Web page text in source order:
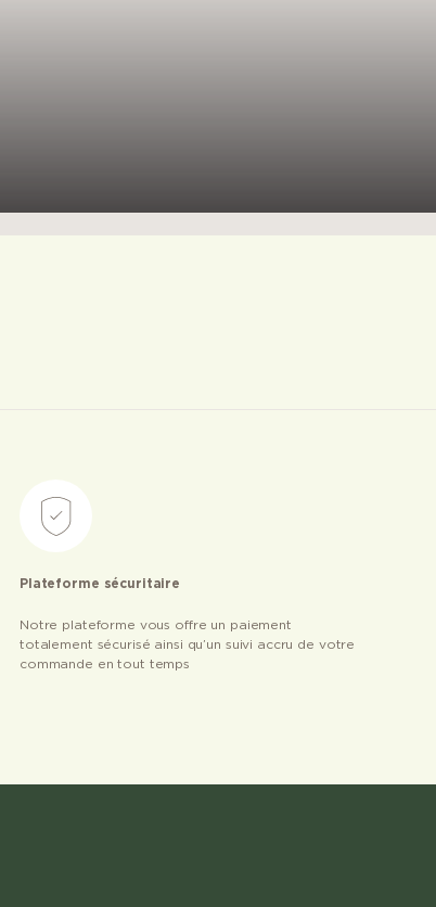
Plateforme sécuritaire
Notre plateforme vous offre un paiement
totalement sécurisé ainsi qu’un suivi accru de votre
commande en tout temps